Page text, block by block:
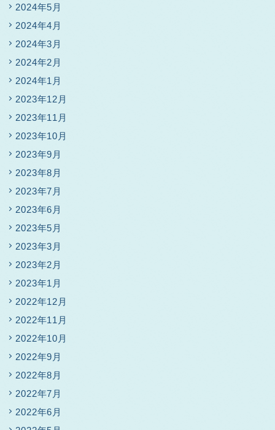
2024年5月
2024年4月
2024年3月
2024年2月
2024年1月
2023年12月
2023年11月
2023年10月
2023年9月
2023年8月
2023年7月
2023年6月
2023年5月
2023年3月
2023年2月
2023年1月
2022年12月
2022年11月
2022年10月
2022年9月
2022年8月
2022年7月
2022年6月